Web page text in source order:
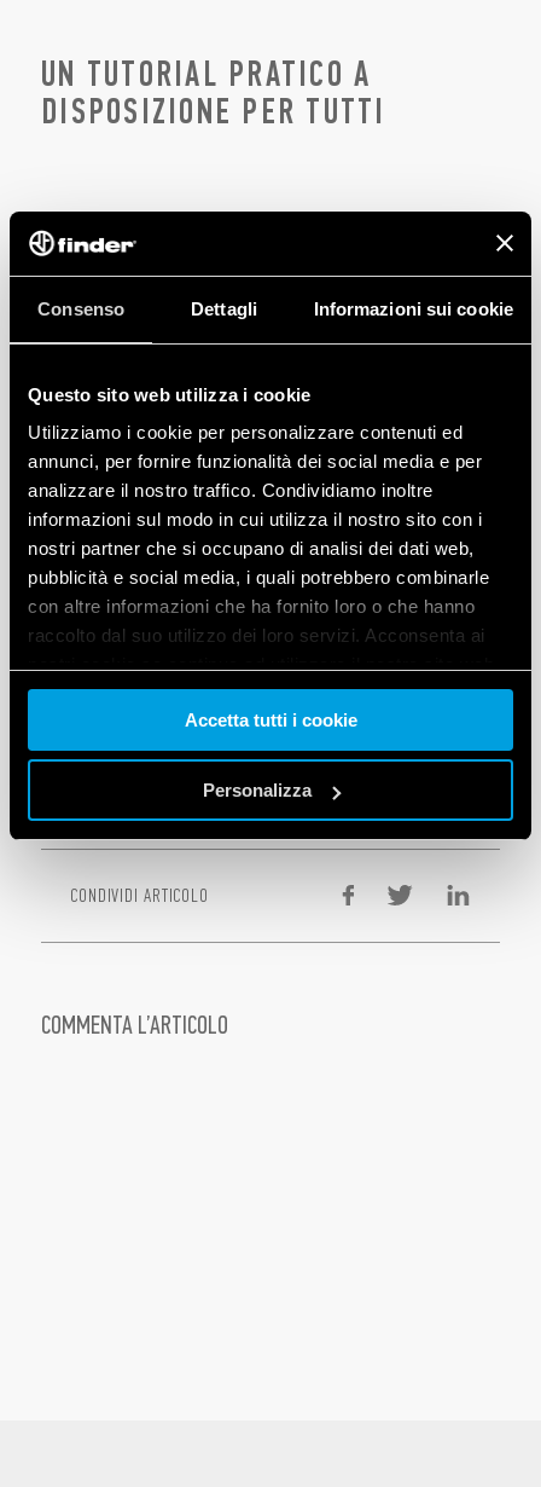
Consenso Dettagli Informazioni sui cookie
Questo sito web utilizza i cookie
Utilizziamo i cookie per personalizzare contenuti ed
annunci, per fornire funzionalità dei social media e per
analizzare il nostro traffico. Condividiamo inoltre
informazioni sul modo in cui utilizza il nostro sito con i
nostri partner che si occupano di analisi dei dati web,
pubblicità e social media, i quali potrebbero combinarle
con altre informazioni che ha fornito loro o che hanno
raccolto dal suo utilizzo dei loro servizi. Acconsenta ai
Vai alla Cookie Policy complet a
Accetta tutti i cookie
Personalizza
UN TUTORIAL PRATICO A
DISPOSIZIONE PER TUTTI
Per una guida dettagliata su come contabilizzare
l’energia con OPTA e i contatori smart di energia della
Serie 7M, è disponibile un tutorial accessibile dalla
sezione dedicata del sitoopta.findernet.com.
Questo tutorial illustra come stabilire la connettività tra i
dispositivi, utilizzare il protocollo Modbus RTU,
convertire i dati e caricare le letture di energia su
VAI AL TUTORIAL
CONDIVIDI ARTICOLO
COMMENTA L’ARTICOLO